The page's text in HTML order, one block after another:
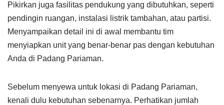
Pikirkan juga fasilitas pendukung yang dibutuhkan, seperti
pendingin ruangan, instalasi listrik tambahan, atau partisi.
Menyampaikan detail ini di awal membantu tim
menyiapkan unit yang benar-benar pas dengan kebutuhan
Anda di Padang Pariaman.
Sebelum menyewa untuk lokasi di Padang Pariaman,
kenali dulu kebutuhan sebenarnya. Perhatikan jumlah